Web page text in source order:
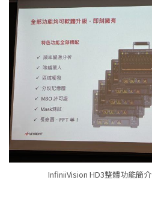
InfiniiVision HD3整體功能簡介